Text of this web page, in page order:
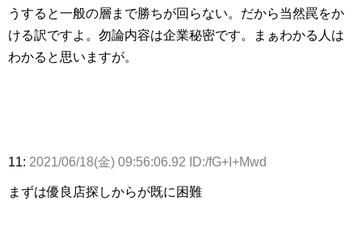
うすると一般の層まで勝ちが回らない。だから当然罠をか
ける訳ですよ。勿論内容は企業秘密です。まぁわかる人は
わかると思いますが。
11: 2021/06/18(金) 09:56:06.92 ID:/fG+I+Mwd
まずは優良店探しからが既に困難